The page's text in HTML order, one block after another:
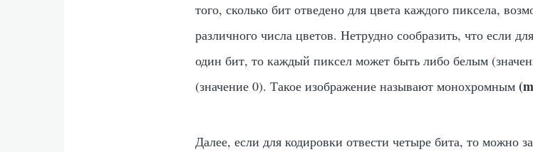
того, сколько бит отведено для цвета каждого пиксела,
различного числа цветов. Нетрудно сообразить, что если
один бит, то каждый пиксел может быть либо белым
(значение 0). Такое изображение называют монохромным
Далее, если для кодировки отвести четыре бита, то можно